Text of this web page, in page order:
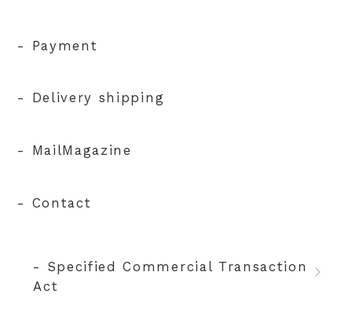
- Payment
- Delivery shipping
- MailMagazine
- Contact
- Specified Commercial Transaction
Act